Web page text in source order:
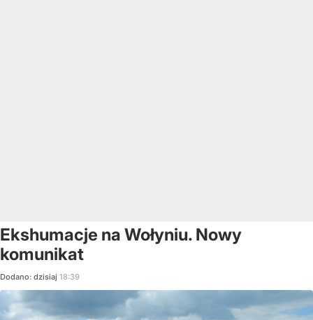
Ekshumacje na Wołyniu. Nowy
komunikat
Dodano: dzisiaj 18:39